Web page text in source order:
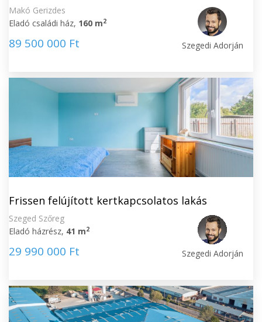
Makó Gerizdes
Eladó családi ház, 160 m2
89 500 000 Ft Szegedi Adorján
Frissen felújított kertkapcsolatos lakás
Szeged Szőreg
Eladó házrész, 41 m2
29 990 000 Ft Szegedi Adorján